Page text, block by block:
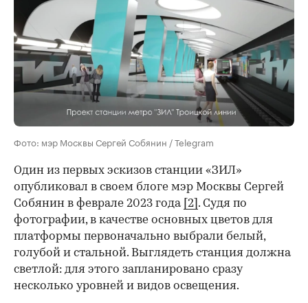
Фото: мэр Москвы Сергей Собянин / Telegram
Один из первых эскизов станции «ЗИЛ»
опубликовал в своем блоге мэр Москвы Сергей
Собянин в феврале 2023 года [2] . Судя по
фотографии, в качестве основных цветов для
платформы первоначально выбрали белый,
голубой и стальной. Выглядеть станция должна
светлой: для этого запланировано сразу
несколько уровней и видов освещения.